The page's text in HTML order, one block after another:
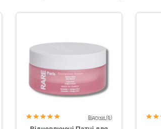
Відгуки (6)